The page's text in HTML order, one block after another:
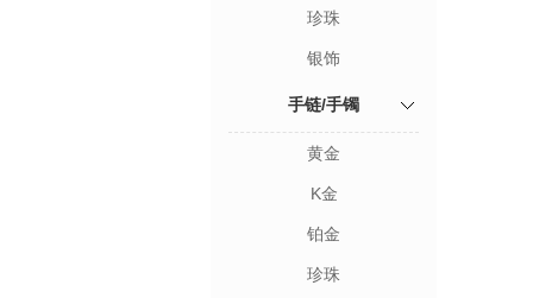
珍珠
银饰
手链/手镯
黄金
K金
铂金
珍珠